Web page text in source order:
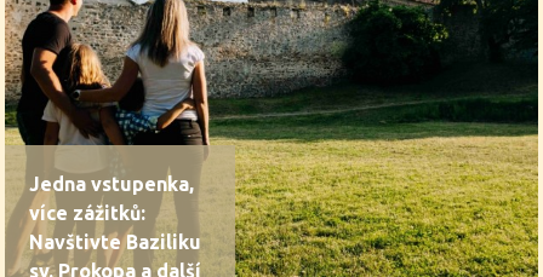
Jedna vstupenka,
více zážitků:
Navštivte Baziliku
sv. Prokopa a další